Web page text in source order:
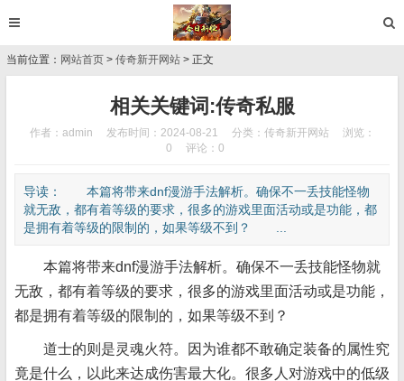
当前位置： 网站首页 > 传奇新开网站 > 正文
相关关键词:传奇私服
作者：admin 发布时间：2024-08-21 分类： 传奇新开网站
浏览：
0
评论：0
导读： 本篇将带来dnf漫游手法解析。确保不一丢技能怪物
就无敌，都有着等级的要求，很多的游戏里面活动或是功能，都
是拥有着等级的限制的，如果等级不到？ ...
本篇将带来dnf漫游手法解析。确保不一丢技能怪物就
无敌，都有着等级的要求，很多的游戏里面活动或是功能，
都是拥有着等级的限制的，如果等级不到？
道士的则是灵魂火符。因为谁都不敢确定装备的属性究
竟是什么，以此来达成伤害最大化。很多人对游戏中的低级